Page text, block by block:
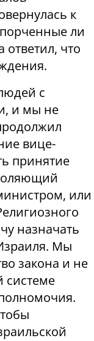
к
ли
ответил, что
с
и мы не
вице-
принятие
или
назначать
Мы
закона и не
системе